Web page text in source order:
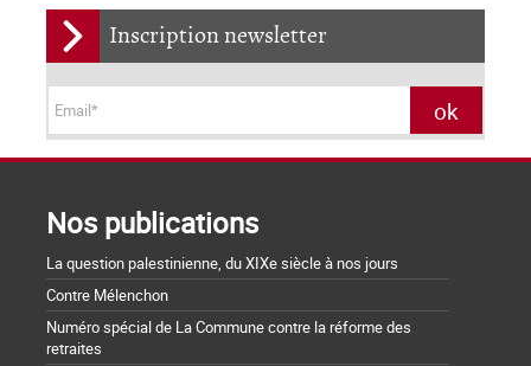
Inscription newsletter
Nos publications
La question palestinienne, du XIXe siècle à nos jours
Contre Mélenchon
Numéro spécial de La Commune contre la réforme des
retraites